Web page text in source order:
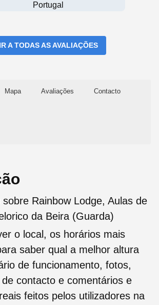
Portugal
IR A TODAS AS AVALIAÇÕES
Mapa Avaliações Contacto
Rainbow Lodge, Aulas de
da Beira (Guarda)
o local, os horários mais
saber qual a melhor altura
de funcionamento, fotos,
contacto e comentários e
feitos pelos utilizadores na